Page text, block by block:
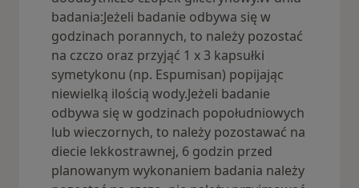
badania:Jeżeli badanie odbywa się w
godzinach porannych, to należy pozostać
na czczo oraz przyjąć 1 x 3 kapsułki
symetykonu (np. Espumisan) popijając
niewielką ilością wody.Jeżeli badanie
odbywa się w godzinach popołudniowych
lub wieczornych, to należy pozostawać na
diecie lekkostrawnej, 6 godzin przed
planowanym wykonaniem badania należy